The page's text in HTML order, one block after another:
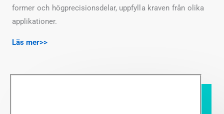
former och högprecisionsdelar, uppfylla kraven från olika
applikationer.
Läs mer>>